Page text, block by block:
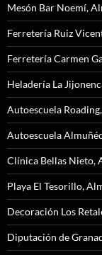
Mesón Bar Noemí,
Ferretería Ruiz
Ferretería Carmen
Heladería La
Autoescuela
Autoescuela
Clínica Bellas Nieto,
Playa El Tesorillo,
Decoración Los
Diputación de